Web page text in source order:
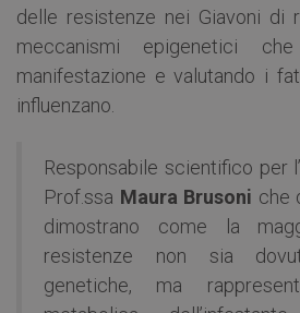
delle resistenze nei Giavoni di
meccanismi epigenetici
manifestazione e valutando i
influenzano.
Responsabile scientifico per
Prof.ssa Maura Brusoni che
dimostrano come la
resistenze non sia
genetiche, ma